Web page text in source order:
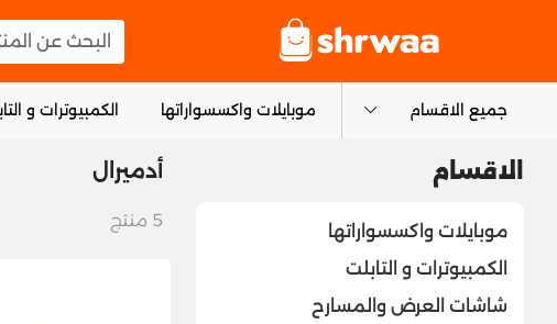
البحث عن
جميع الاقسام موبايلات واكسسواراتها الكمبيوترات و
أدميرال
5 منتج
الاقسام
موبايلات واكسسواراتها
الكمبيوترات و التابلت
شاشات العرض والمسارح